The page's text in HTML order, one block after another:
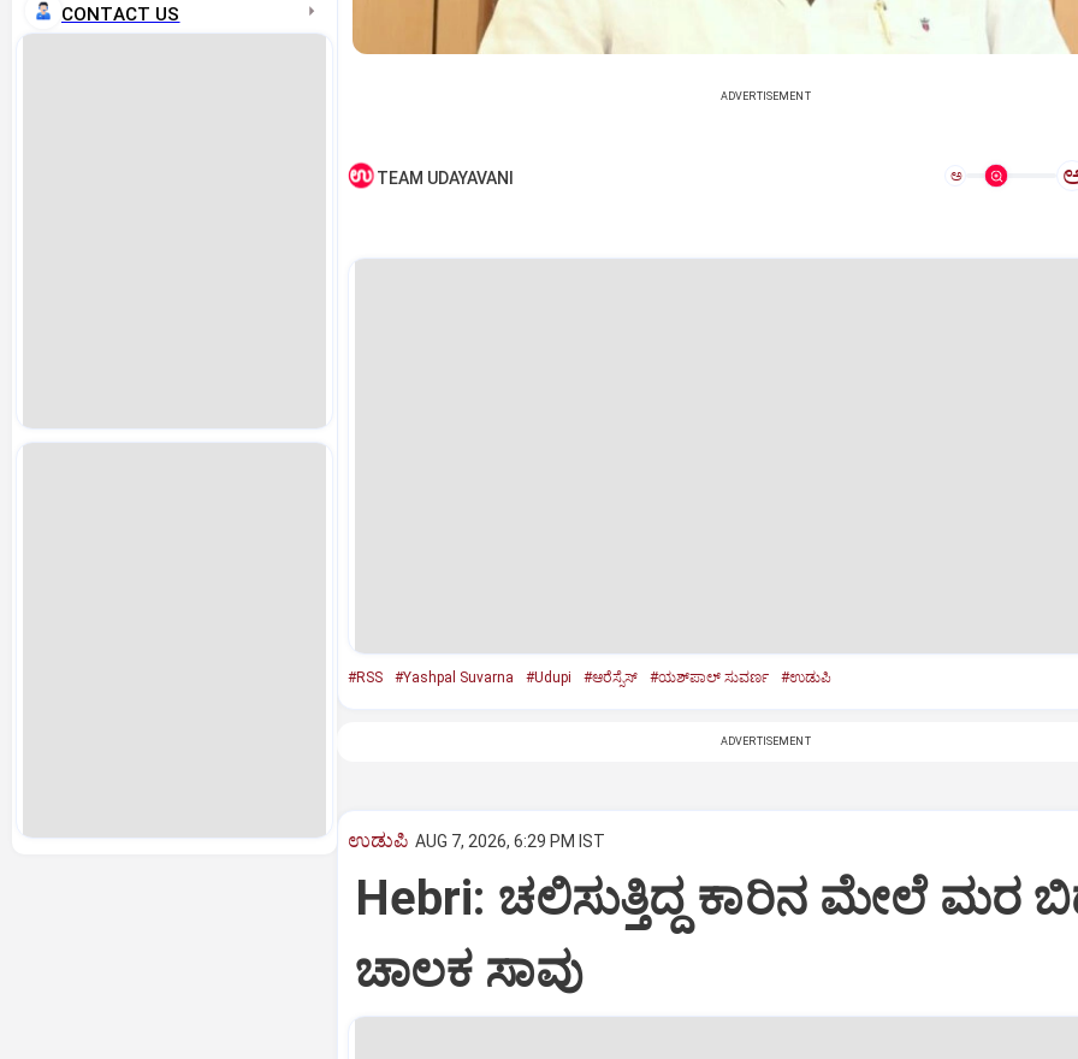
CONTACT US
ADVERTISEMENT
TEAM UDAYAVANI ಅ
#RSS #Yashpal Suvarna #Udupi #ಆರೆಸ್ಸೆಸ್‌ #ಯಶ್‌ಪಾಲ್‌ ಸುವರ್ಣ #ಉಡುಪಿ
ADVERTISEMENT
ಉಡುಪಿ AUG 7, 2026, 6:29 PM IST
Hebri: ಚಲಿಸುತ್ತಿದ್ದ ಕಾರಿನ ಮೇಲೆ ಮರ
ಚಾಲಕ ಸಾವು